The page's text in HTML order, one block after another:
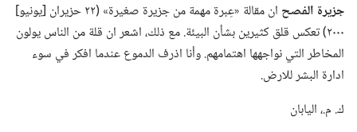
جزيرة الفصح
ان مقالة «عِبرة مهمة من جزيرة صغيرة» (‏٢٢ حزيران [يونيو]
٢٠٠٠)‏ تعكس قلق كثيرين بشأن البيئة.‏ مع ذلك،‏ اشعر ان قلة من الناس يولون
المخاطر التي نواجهها اهتمامهم.‏ وأنا اذرف الدموع عندما افكر في سوء
ادارة البشر للارض.‏
ك.‏ م.‏،‏ اليابان